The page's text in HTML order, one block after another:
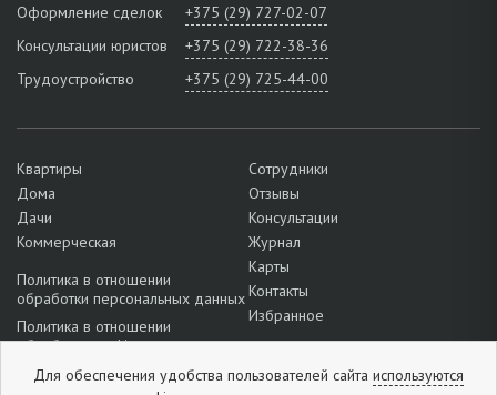
Оформление сделок
+375 (29) 727-02-07
Консультации юристов
+375 (29) 722-38-36
Трудоустройство
+375 (29) 725-44-00
Квартиры
Дома
Дачи
Коммерческая
Политика в отношении
обработки персональных данных
Политика в отношении
обработки cookie
Подробнее о настройках файлов
Сотрудники
Отзывы
Консультации
Журнал
Карты
Контакты
Избранное
Для обеспечения удобства пользователей сайта используются